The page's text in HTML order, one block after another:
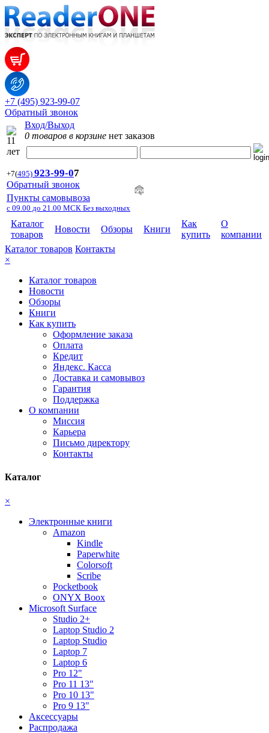
+7 (495) 923-99-07
Обратный звонок
Вход/Выход
0 товаров в корзине нет заказов
+7(495) 923-99-07
Обратный звонок
Пункты самовывоза
с 09.00 до 21.00 МСК Без выходных
Каталог
товаров
Новости Обзоры Книги
Как
купить
О
компании
Каталог товаров Контакты
×
Каталог товаров
Новости
Обзоры
Книги
Как купить
Оформление заказа
Оплата
Кредит
Яндекс. Касса
Доставка и самовывоз
Гарантия
Поддержка
О компании
Миссия
Карьера
Письмо директору
Контакты
Каталог
×
Электронные книги
Amazon
Kindle
Paperwhite
Colorsoft
Scribe
Pocketbook
ONYX Boox
Microsoft Surface
Studio 2+
Laptop Studio 2
Laptop Studio
Laptop 7
Laptop 6
Pro 12"
Pro 11 13"
Pro 10 13"
Pro 9 13"
Аксессуары
Распродажа